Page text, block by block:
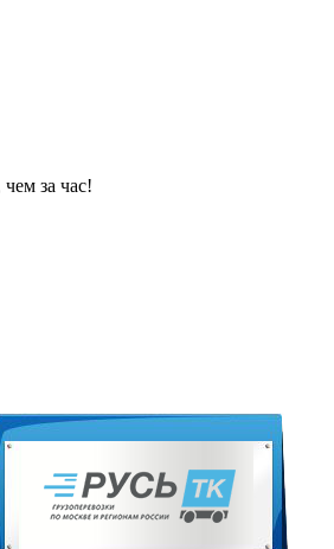
за час!